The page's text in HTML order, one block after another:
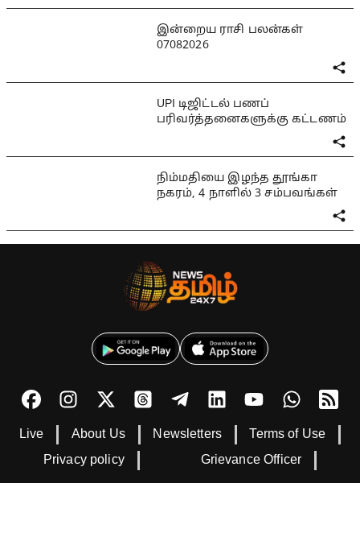
இன்றைய ராசி பலன்கள்
07082026
UPI டிஜிட்டல் பணப்
பரிவர்த்தனைகளுக்கு கட்டணம்
நிம்மதியை இழந்த தூங்கா
நகரம், 4 நாளில் 3 சம்பவங்கள்
Live About Us Newsletters
Terms of Use
Privacy policy
Grievance Officer